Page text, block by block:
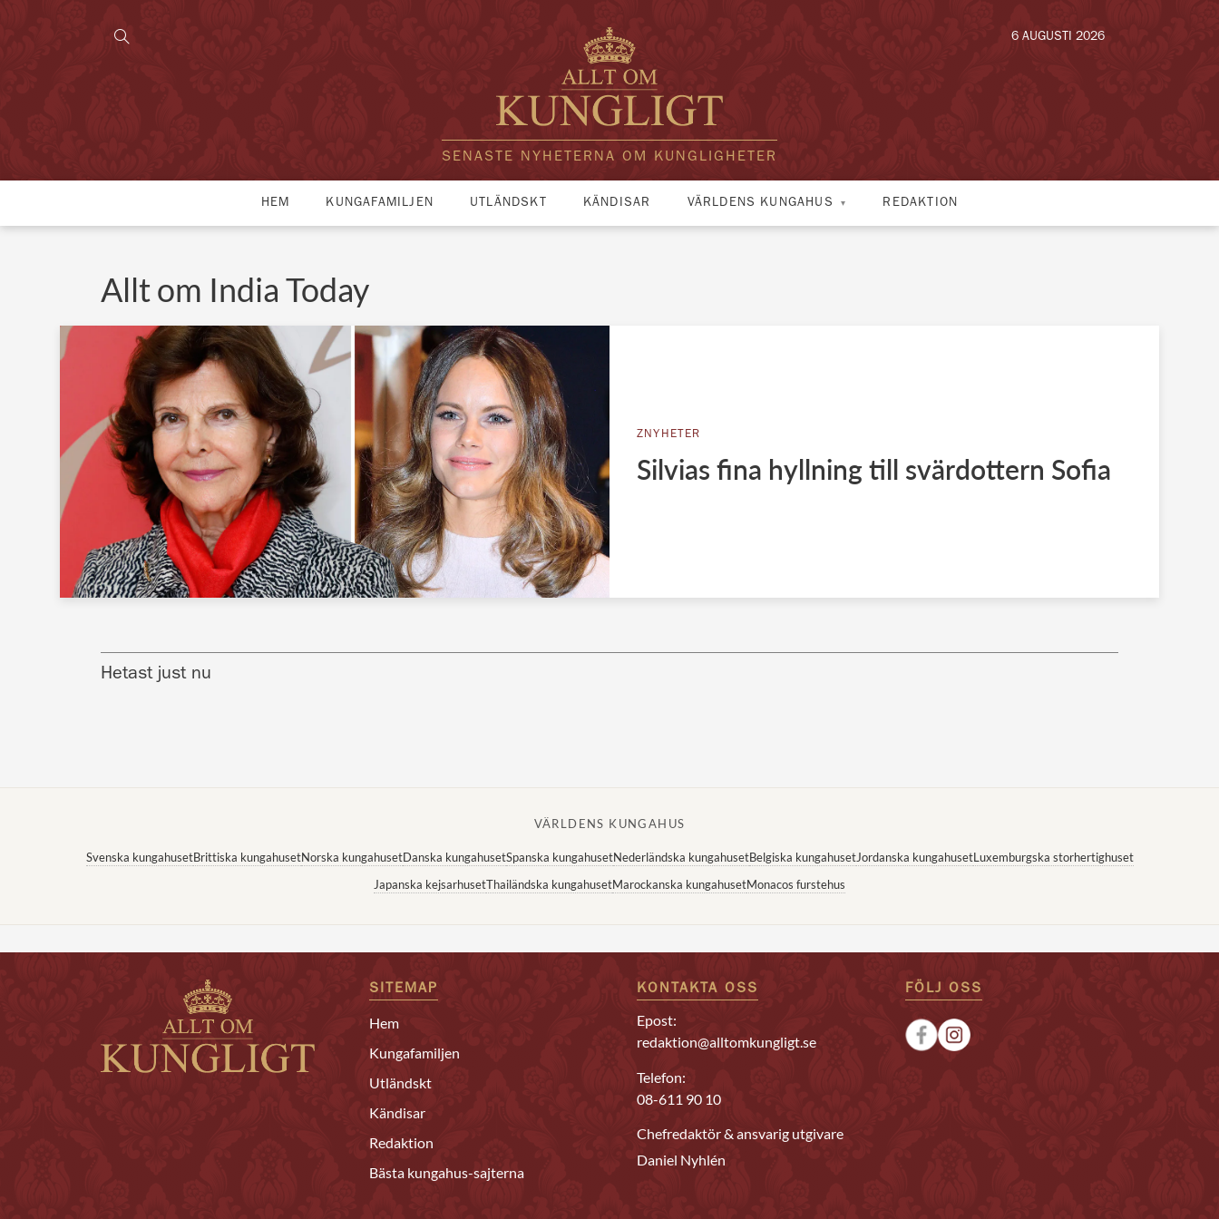
SENASTE NYHETERNA OM KUNGLIGHETER
6 AUGUSTI 2026
HEM KUNGAFAMILJEN UTLÄNDSKT KÄNDISAR VÄRLDENS KUNGAHUS REDAKTION
Allt om India Today
ZNYHETER
Silvias fina hyllning till svärdottern Sofia
Hetast just nu
VÄRLDENS KUNGAHUS
Svenska kungahusetBrittiska kungahusetNorska kungahusetDanska kungahusetSpanska kungahusetNederländska kungahusetBelgiska kungahusetJordanska kungahusetLuxemburgska storhertighuset
Japanska kejsarhusetThailändska kungahusetMarockanska kungahusetMonacos furstehus
SITEMAP
Hem
Kungafamiljen
Utländskt
Kändisar
Redaktion
Bästa kungahus-sajterna
KONTAKTA OSS
Epost:
redaktion@alltomkungligt.se
Telefon:
08-611 90 10
Chefredaktör & ansvarig utgivare
Daniel Nyhlén
FÖLJ OSS